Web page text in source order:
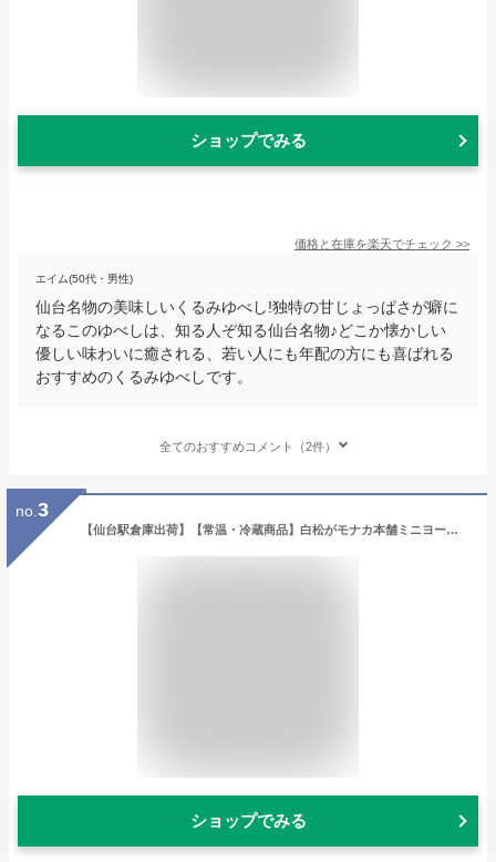
ショップでみる
価格と在庫を楽天でチェック >>
エイム(50代・男性)
仙台名物の美味しいくるみゆべし!独特の甘じょっぱさが癖に
なるこのゆべしは、知る人ぞ知る仙台名物♪どこか懐かしい
優しい味わいに癒される、若い人にも年配の方にも喜ばれる
おすすめのくるみゆべしです。
全てのおすすめコメント（2件）
no. 3
【仙台駅倉庫出荷】【常温・冷蔵商品】白松がモナカ本舗ミニヨーカン8本入東北 お土産 東北みやげ もなか 最中 羊羹 ようかん 和菓子 お菓子 お中元 御中元 お歳暮 御歳暮 内祝い お取り寄せ ギフト プレゼント のし可
ショップでみる